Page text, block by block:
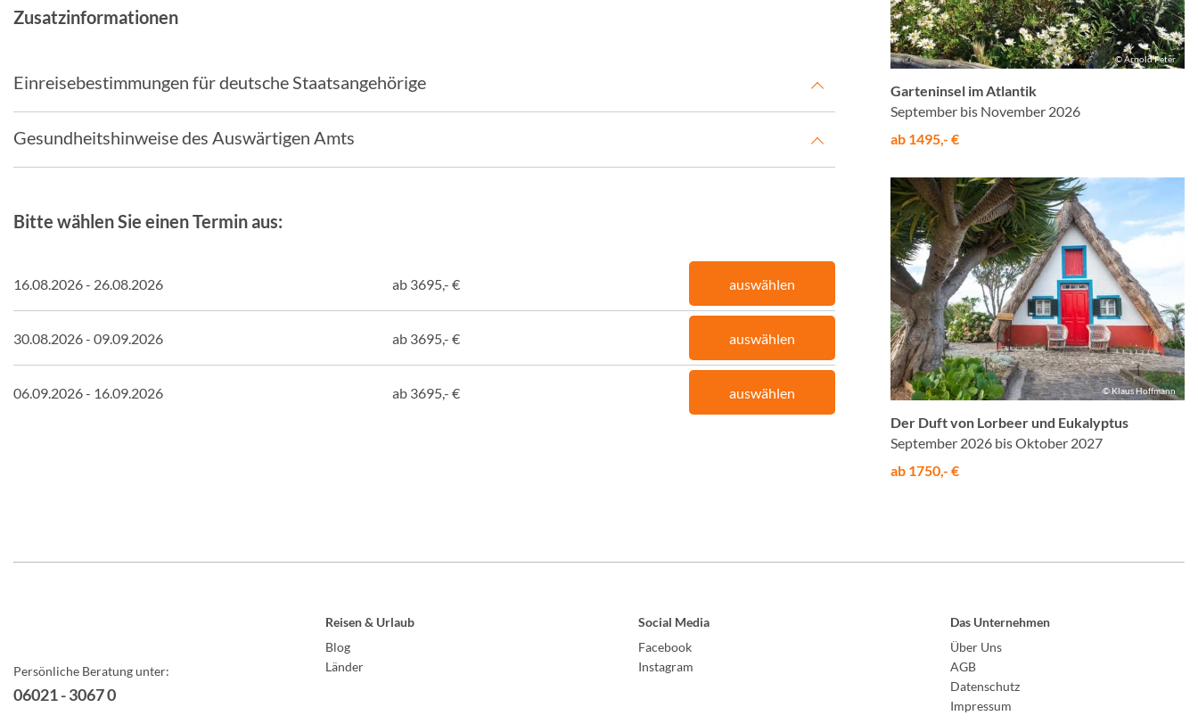
Zusatzinformationen
Einreisebestimmungen für deutsche Staatsangehörige
Gesundheitshinweise des Auswärtigen Amts
Bitte wählen Sie einen Termin aus:
16.08.2026 - 26.08.2026 ab 3695,- € auswählen
30.08.2026 - 09.09.2026 ab 3695,- € auswählen
06.09.2026 - 16.09.2026 ab 3695,- € auswählen
© Arnold Peter
Garteninsel im Atlantik
September bis November 2026
ab 1495,- €
© Klaus Hoffmann
Der Duft von Lorbeer und Eukalyptus
September 2026 bis Oktober 2027
ab 1750,- €
Persönliche Beratung unter:
06021 - 3067 0
Reisen & Urlaub
Blog
Länder
Social Media
Facebook
Instagram
Das Unternehmen
Über Uns
AGB
Datenschutz
Impressum